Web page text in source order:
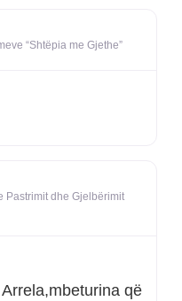
“Shtëpia me Gjethe”
Pastrimit dhe Gjelbërimit
që